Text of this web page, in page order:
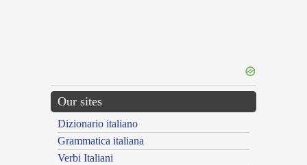
Our sites
Dizionario italiano
Grammatica italiana
Verbi Italiani